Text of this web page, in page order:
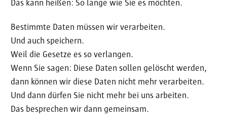
Das kann heißen: So lange wie Sie es möchten.
Bestimmte Daten müssen wir verarbeiten.
Und auch speichern.
Weil die Gesetze es so verlangen.
Wenn Sie sagen: Diese Daten sollen gelöscht werden,
dann können wir diese Daten nicht mehr verarbeiten.
Und dann dürfen Sie nicht mehr bei uns arbeiten.
Das besprechen wir dann gemeinsam.